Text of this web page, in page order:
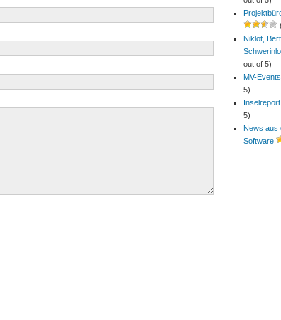
Niklot,
out of 5)
MV-Events
5)
Inselreport
5)
News aus
Software